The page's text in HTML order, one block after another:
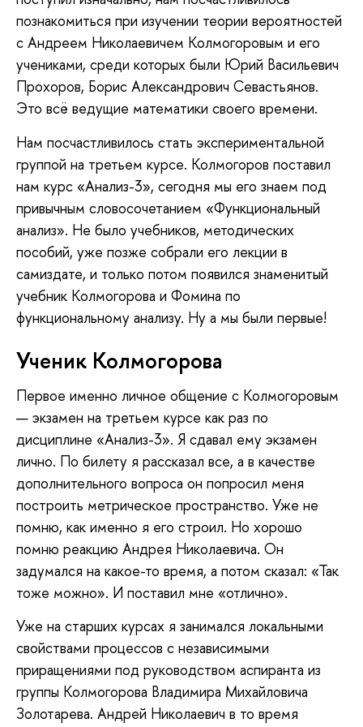
познакомиться при изучении теории вероятностей
с Андреем Николаевичем Колмогоровым и его
учениками, среди которых были Юрий Васильевич
Прохоров, Борис Александрович Севастьянов.
Это всё ведущие математики своего времени.
Нам посчастливилось стать экспериментальной
группой на третьем курсе. Колмогоров поставил
нам курс «Анализ-3», сегодня мы его знаем под
привычным словосочетанием «Функциональный
анализ». Не было учебников, методических
пособий, уже позже собрали его лекции в
самиздате, и только потом появился знаменитый
учебник Колмогорова и Фомина по
функциональному анализу. Ну а мы были первые!
Ученик Колмогорова
Первое именно личное общение с Колмогоровым
— экзамен на третьем курсе как раз по
дисциплине «Анализ-3». Я сдавал ему экзамен
лично. По билету я рассказал все, а в качестве
дополнительного вопроса он попросил меня
построить метрическое пространство. Уже не
помню, как именно я его строил. Но хорошо
помню реакцию Андрея Николаевича. Он
задумался на какое-то время, а потом сказал: «Так
тоже можно». И поставил мне «отлично».
Уже на старших курсах я занимался локальными
свойствами процессов с независимыми
приращениями под руководством аспиранта из
группы Колмогорова Владимира Михайловича
Золотарева. Андрей Николаевич в то время